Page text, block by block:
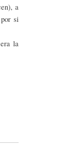
a
si
la